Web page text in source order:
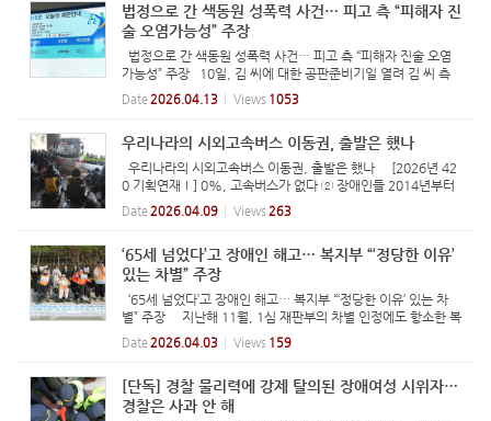
법정으로 간 색동원 성폭력 사건… 피고 측 “피해자 진
술 오염가능성” 주장
법정으로 간 색동원 성폭력 사건… 피고 측 “피해자 진술 오염
가능성” 주장 10일, 김 씨에 대한 공판준비기일 열려 김 씨 측
변호인 “공소사실 불특정 됐다” 주장 장애인들 “가해자 엄벌해
야”… 5천 명 탄원 모여 재판부, 8월 말이나 9월 초 선고 예정
Date2026.04.13 Views 1053
우리나라의 시외고속버스 이동권, 출발은 했나
우리나라의 시외고속버스 이동권, 출발은 했나 [2026년 42
0 기획연재Ⅰ] 0%, 고속버스가 없다 ② 장애인들 2014년부터
시외고속버스 탑승 요구 2019년 휠체어 리프트 설비 차량 10대
시범 운행 2023년 휠체어 탈 수 있는 시외고속버스 다시 0대,
Date2026.04.09 Views 263
‘65세 넘었다’고 장애인 해고… 복지부 “‘정당한 이유’
있는 차별” 주장
‘65세 넘었다’고 장애인 해고… 복지부 “‘정당한 이유’ 있는 차
별” 주장 지난해 11월, 1심 재판부의 차별 인정에도 항소한 복
지부 20일, 2심 첫 변론기일 진행돼… 해고노동자 최윤정 씨 직
접 참석 복지부의 주장 정면으로 반박한 변호인 “그 자체로 차
Date2026.04.03 Views 159
[단독] 경찰 물리력에 강제 탈의된 장애여성 시위자…
경찰은 사과 안 해